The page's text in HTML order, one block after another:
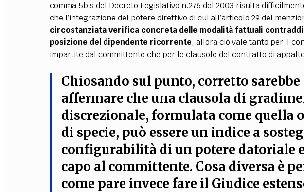
comma 5bis del Decreto Legislativo n.276 del 2003 risulta
che l’integrazione del potere direttivo di cui all’articolo 29 del
circostanziata verifica concreta delle modalità fattuali
posizione del dipendente ricorrente, allora ciò vale tanto per il
impartite dal committente che per le clausole del contratto di
Chiosando sul punto, corretto
affermare che una clausola di
discrezionale, formulata come quella
di specie, può essere un indice a
configurabilità di un potere datoriale
capo al committente. Cosa diversa è
come pare invece fare il Giudice